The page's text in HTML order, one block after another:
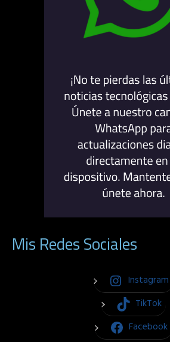
Mis Redes Sociales
Instagram
TikTok
Facebook